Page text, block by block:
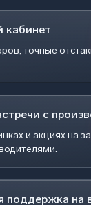
кабинет
точные
с
и акциях на
поддержка на